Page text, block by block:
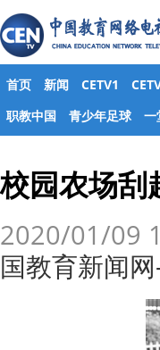
首页 新闻 CETV1
职教中国
青少年足球 一
校园农场刮
2020/01/09
国教育新闻